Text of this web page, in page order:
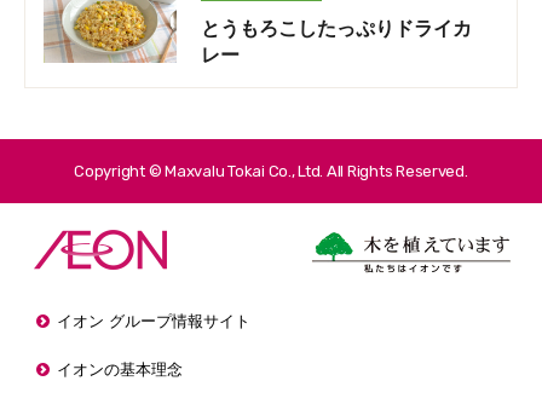
とうもろこしたっぷりドライカ
レー
Copyright © Maxvalu Tokai Co., Ltd. All Rights Reserved.
イオン グループ情報サイト
イオンの基本理念